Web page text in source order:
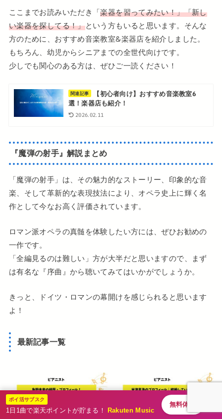
ここまでお読みいただき「楽器を習ってみたい！」「新し
い楽器を探してる！」という方もいると思います。そんな
方のために、おすすめ音楽教室&楽器店を紹介しました。
もちろん、幼児からシニアまでの全世代向けです。
少しでも関心のある方は、ぜひご一読ください！
関連記事
【初心者向け】おすすめ音楽教室6
選！楽器店も紹介！
2026.02.11
『魔弾の射手』解説まとめ
「魔弾の射手」は、その魅力的なストーリー、印象的な音
楽、そして革新的な表現技法により、オペラ史上に輝く名
作として今なお高く評価されています。
ロマン派オペラの真髄を体験したい方には、ぜひお勧めの
一作です。
「全編見るのは難しい」方が大半だと思いますので、まず
は有名な『序曲』から聴いてみてはいかがでしょうか。
きっと、ドイツ・ロマンの幕開けを感じられると思います
よ！
最新記事一覧
ポイ活サブスク
1日1曲で楽天ポイントが貯まる！ Rakuten Music
無料体験